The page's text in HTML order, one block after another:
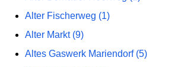
Alter Fischerweg (1)
Alter Markt (9)
Altes Gaswerk Mariendorf (5)